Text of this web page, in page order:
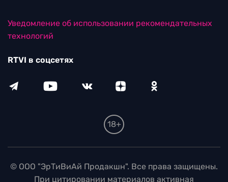
Уведомление об использовании рекомендательных
технологий
RTVI в соцсетях
18+
© ООО "ЭрТиВиАй Продакшн". Все права защищены.
При цитировании материалов активная